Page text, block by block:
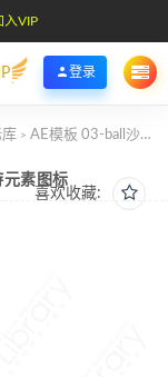
入VIP
登录
库 > AE模板 03-ball沙滩球MG扁平卡通旅行旅游元素图标
喜欢收藏:
素图标